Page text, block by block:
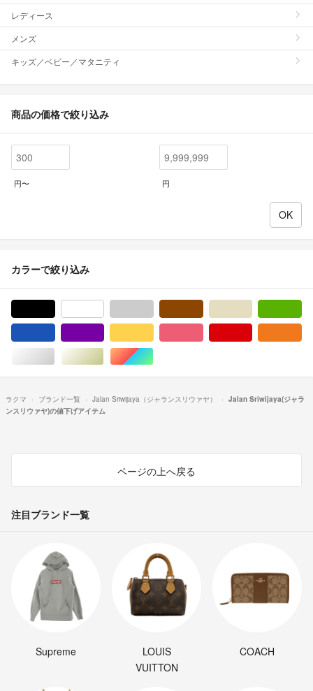
レディース
メンズ
キッズ／ベビー／マタニティ
商品の価格で絞り込み
円〜 円
カラーで絞り込み
シルバー/銀色系ゴールド/金色系マルチカラー
ラクマ ブランド一覧 Jalan Sriwijaya（ジャランスリウァヤ）
Jalan Sriwijaya(ジャラ
ンスリウァヤ)の値下げアイテム
ページの上へ戻る
注目ブランド一覧
Supreme
LOUIS
VUITTON
COACH